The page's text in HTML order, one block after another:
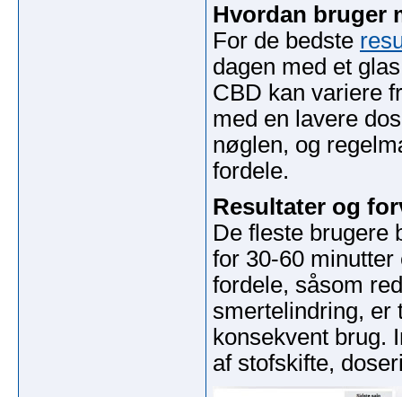
Hvordan bruger
For de bedste
dagen med et
CBD kan variere
med en lavere
nøglen, og
fordele.
Resultater og
De fleste brugere
for 30-60 minutter
fordele, såsom
smertelindring,
konsekvent brug.
af stofskifte,